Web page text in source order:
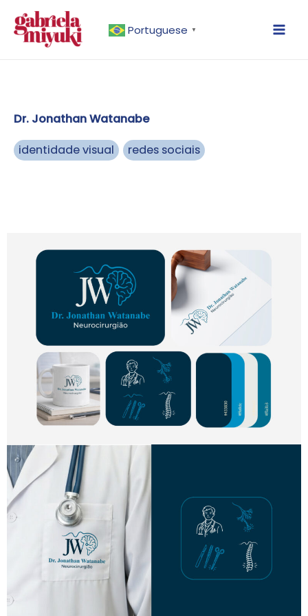
para
Portuguese ▼
Dr. Jonathan Watanabe
identidade visual
redes sociais